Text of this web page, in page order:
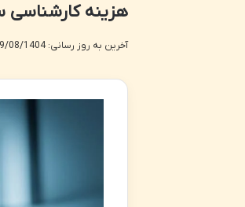
هزینه کارشناسی
آخرین به روز رسانی: 09/08/1404